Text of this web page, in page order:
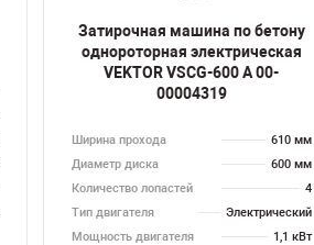
Затирочная машина по бетону
однороторная электрическая
VEKTOR VSCG-600 A 00-
00004319
Ширина прохода
610 мм
Диаметр диска
600 мм
Количество лопастей
4
Тип двигателя
Электрический
Мощность двигателя
1,1 кВт